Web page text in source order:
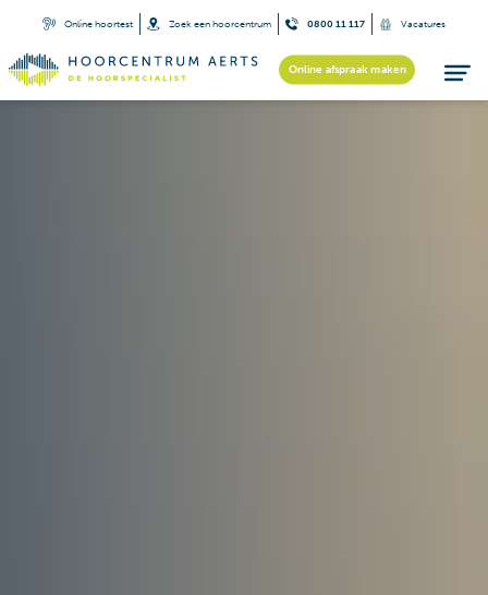
Online hoortest Zoek een hoorcentrum 0800 11 117 Vacatures
Online afspraak maken